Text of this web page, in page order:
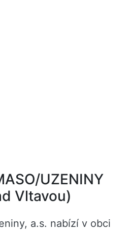
UZENINY
Vltavou)
a.s. nabízí v obci